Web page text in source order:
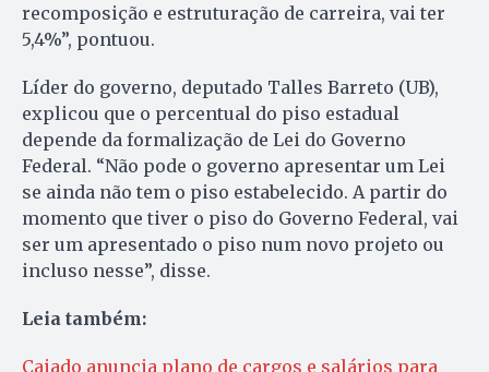
recomposição e estruturação de carreira, vai ter
5,4%”, pontuou.
Líder do governo, deputado Talles Barreto (UB),
explicou que o percentual do piso estadual
depende da formalização de Lei do Governo
Federal. “Não pode o governo apresentar um Lei
se ainda não tem o piso estabelecido. A partir do
momento que tiver o piso do Governo Federal, vai
ser um apresentado o piso num novo projeto ou
incluso nesse”, disse.
Leia também:
Caiado anuncia plano de cargos e salários para